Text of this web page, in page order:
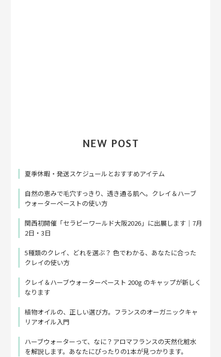
NEW POST
夏季休暇・発送スケジュールとおすすめアイテム
自然の恵みで毛穴すっきり、透き通る肌へ。クレイ＆ハーブ
ウォーターペーストの使い方
関西初開催「セラピーワールド大阪2026」に出展します｜7月
2日・3日
5種類のクレイ、どれを選ぶ？ 色でわかる、あなたに合った
クレイの使い方
クレイ＆ハーブウォーターペースト 200g のキャップが新しく
なります
植物オイルの、正しい選び方。フランスのオーガニックキャ
リアオイル入門
ハーブウォーターって、なに？アロマフランスの天然化粧水
を解説します。あなたにぴったりの1本が見つかります。